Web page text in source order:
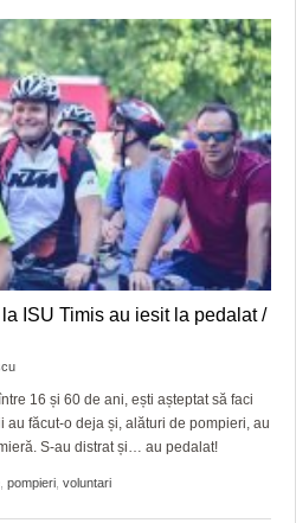
ISU Timis au iesit la pedalat /
16 și 60 de ani, ești așteptat să faci
au făcut-o deja și, alături de pompieri, au
S-au distrat și… au pedalat!
pompieri voluntari